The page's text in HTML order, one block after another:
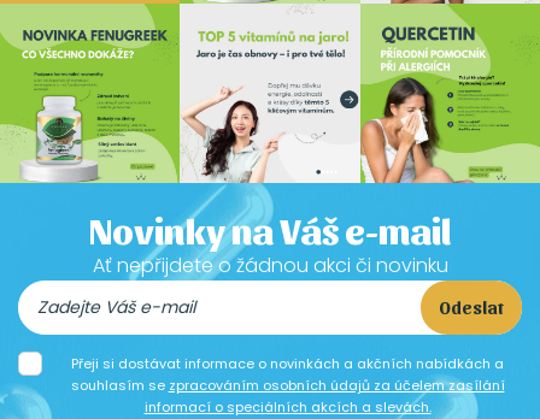
Novinky na Váš e-mail
Ať nepřijdete o žádnou akci či novinku
Odeslat
Přeji si dostávat informace o novinkách a akčních nabídkách a
souhlasím se zpracováním osobních údajů za účelem zasílání
informací o speciálních akcích a slevách.